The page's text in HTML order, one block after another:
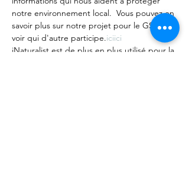
notre environnement local.  Vous pouvez en
savoir plus sur notre projet pour le GSBet
voir qui d'autre participe.iciici
iNaturalist est de plus en plus utilisé pour la